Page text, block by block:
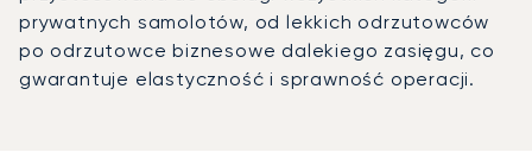
prywatnych samolotów, od lekkich odrzutowców
po odrzutowce biznesowe dalekiego zasięgu, co
gwarantuje elastyczność i sprawność operacji.